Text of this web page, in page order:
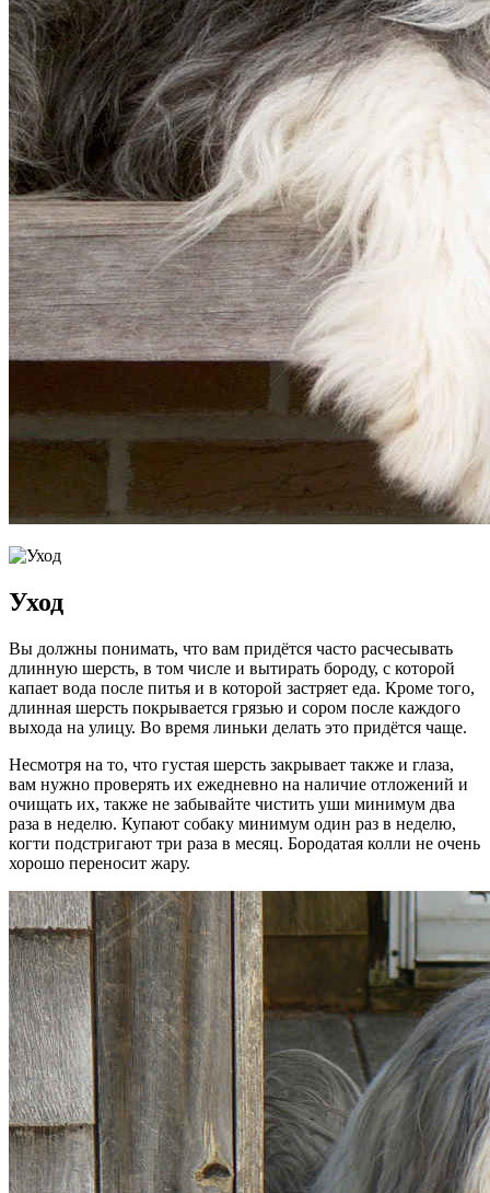
Уход
Вы должны понимать, что вам придётся часто расчесывать
длинную шерсть, в том числе и вытирать бороду, с которой
капает вода после питья и в которой застряет еда. Кроме того,
длинная шерсть покрывается грязью и сором после каждого
выхода на улицу. Во время линьки делать это придётся чаще.
Несмотря на то, что густая шерсть закрывает также и глаза,
вам нужно проверять их ежедневно на наличие отложений и
очищать их, также не забывайте чистить уши минимум два
раза в неделю. Купают собаку минимум один раз в неделю,
когти подстригают три раза в месяц. Бородатая колли не очень
хорошо переносит жару.